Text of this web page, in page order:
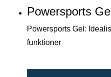
Powersports
Powersports Gel:
funktioner